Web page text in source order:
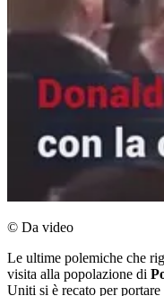
© Da video
Le ultime polemiche che
visita alla popolazione di
Uniti si è recato per